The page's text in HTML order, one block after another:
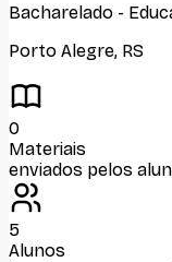
Bacharelado -
Porto Alegre, RS
0
Materiais
enviados pelos
5
Alunos